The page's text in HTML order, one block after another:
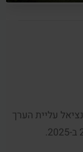
עליית הערך